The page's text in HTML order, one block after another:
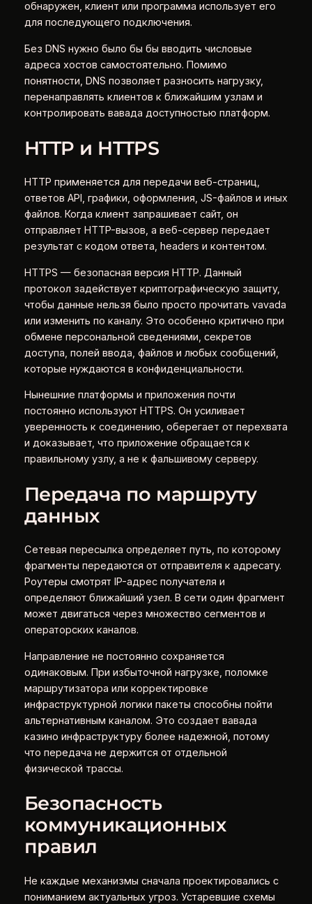
обнаружен, клиент или программа использует его
для последующего подключения.
Без DNS нужно было бы бы вводить числовые
адреса хостов самостоятельно. Помимо
понятности, DNS позволяет разносить нагрузку,
перенаправлять клиентов к ближайшим узлам и
контролировать вавада доступностью платформ.
HTTP и HTTPS
HTTP применяется для передачи веб-страниц,
ответов API, графики, оформления, JS-файлов и иных
файлов. Когда клиент запрашивает сайт, он
отправляет HTTP-вызов, а веб-сервер передает
результат с кодом ответа, headers и контентом.
HTTPS — безопасная версия HTTP. Данный
протокол задействует криптографическую защиту,
чтобы данные нельзя было просто прочитать vavada
или изменить по каналу. Это особенно критично при
обмене персональной сведениями, секретов
доступа, полей ввода, файлов и любых сообщений,
которые нуждаются в конфиденциальности.
Нынешние платформы и приложения почти
постоянно используют HTTPS. Он усиливает
уверенность к соединению, оберегает от перехвата
и доказывает, что приложение обращается к
правильному узлу, а не к фальшивому серверу.
Передача по маршруту
данных
Сетевая пересылка определяет путь, по которому
фрагменты передаются от отправителя к адресату.
Роутеры смотрят IP-адрес получателя и
определяют ближайший узел. В сети один фрагмент
может двигаться через множество сегментов и
операторских каналов.
Направление не постоянно сохраняется
одинаковым. При избыточной нагрузке, поломке
маршрутизатора или корректировке
инфраструктурной логики пакеты способны пойти
альтернативным каналом. Это создает вавада
казино инфраструктуру более надежной, потому
что передача не держится от отдельной
физической трассы.
Безопасность
коммуникационных
правил
Не каждые механизмы сначала проектировались с
пониманием актуальных угроз. Устаревшие схемы